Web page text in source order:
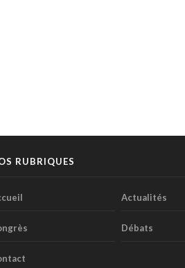
RUBRIQUES
Actualités
Débats